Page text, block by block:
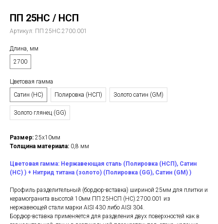
ПП 25НС / НСП
Артикул: ПП 25НС.2700.001
Длина, мм
2700
Цветовая гамма
Сатин (НС)
Полировка (НСП) Золото сатин (GM)
Золото глянец (GG)
Размер: 25х10мм
Толщина материала: 0,8 мм
Цветовая гамма: Нержавеющая сталь (Полировка (НСП), Сатин
(НС) ) + Нитрид титана (золото) (Полировка (GG), Сатин (GM) )
Профиль разделительный (бордюр-вставка) шириной 25мм для плитки и
керамогранита высотой 10мм ПП 25НСП (НС).2700.001 из
нержавеющей стали марки AISI 430 либо AISI 304.
Бордюр-вставка применяется для разделения двух поверхностей как в